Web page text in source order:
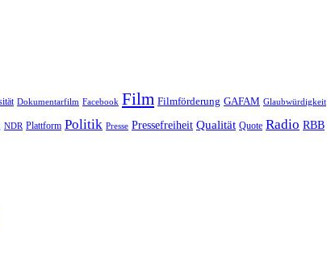
Dokumentarfilm Facebook Film Filmförderung GAFAM Glaubwürdigkeit
NDR Plattform Politik Presse Pressefreiheit Qualität Quote Radio RBB